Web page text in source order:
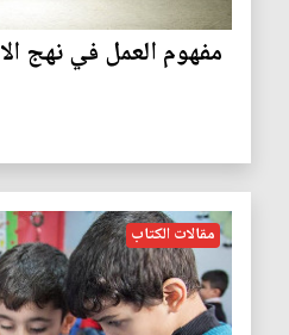
مفهوم العمل في نهج
مقالات الكتاب